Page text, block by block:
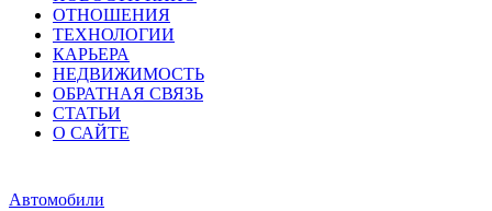
ОТНОШЕНИЯ
ТЕХНОЛОГИИ
КАРЬЕРА
НЕДВИЖИМОСТЬ
ОБРАТНАЯ СВЯЗЬ
СТАТЬИ
О САЙТЕ
Автомобили